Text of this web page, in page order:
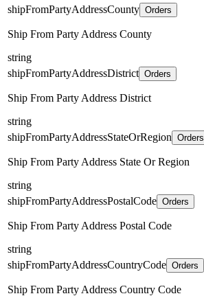
shipFromPartyAddressCounty Orders
Ship From Party Address County
string
shipFromPartyAddressDistrict Orders
Ship From Party Address District
string
shipFromPartyAddressStateOrRegion Orders
Ship From Party Address State Or Region
string
shipFromPartyAddressPostalCode Orders
Ship From Party Address Postal Code
string
shipFromPartyAddressCountryCode Orders
Ship From Party Address Country Code